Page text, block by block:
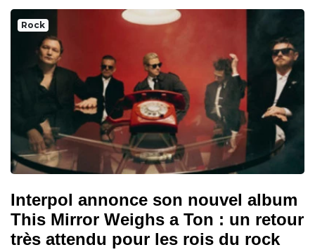
Rock
Interpol annonce son nouvel album
This Mirror Weighs a Ton : un retour
très attendu pour les rois du rock